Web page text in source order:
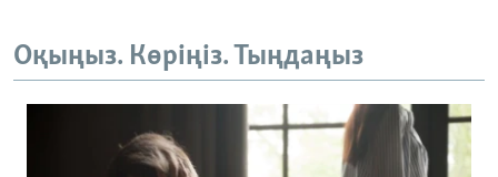
Оқыңыз. Көріңіз. Тыңдаңыз